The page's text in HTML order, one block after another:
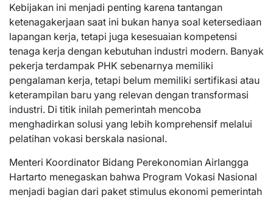
Kebijakan ini menjadi penting karena tantangan
ketenagakerjaan saat ini bukan hanya soal ketersediaan
lapangan kerja, tetapi juga kesesuaian kompetensi
tenaga kerja dengan kebutuhan industri modern. Banyak
pekerja terdampak PHK sebenarnya memiliki
pengalaman kerja, tetapi belum memiliki sertifikasi atau
keterampilan baru yang relevan dengan transformasi
industri. Di titik inilah pemerintah mencoba
menghadirkan solusi yang lebih komprehensif melalui
pelatihan vokasi berskala nasional.
Menteri Koordinator Bidang Perekonomian Airlangga
Hartarto menegaskan bahwa Program Vokasi Nasional
menjadi bagian dari paket stimulus ekonomi pemerintah